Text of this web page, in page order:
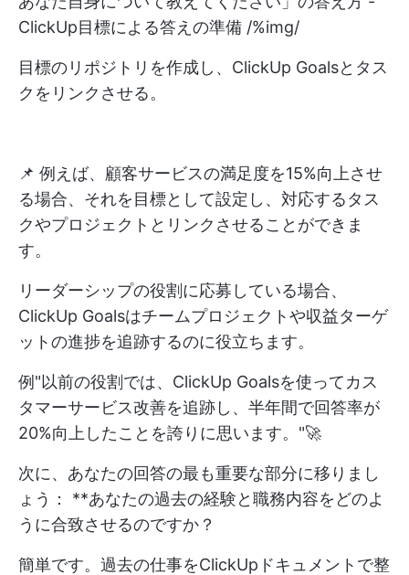
ClickUp目標による答えの準備 /%img/
目標のリポジトリを作成し、ClickUp Goalsとタス
クをリンクさせる。
📌 例えば、顧客サービスの満足度を15%向上させ
る場合、それを目標として設定し、対応するタス
クやプロジェクトとリンクさせることができま
す。
リーダーシップの役割に応募している場合、
ClickUp Goalsはチームプロジェクトや収益ターゲ
ットの進捗を追跡するのに役立ちます。
例"以前の役割では、ClickUp Goalsを使ってカス
タマーサービス改善を追跡し、半年間で回答率が
20%向上したことを誇りに思います。"🚀
次に、あなたの回答の最も重要な部分に移りまし
ょう： **あなたの過去の経験と職務内容をどのよ
うに合致させるのですか？
簡単です。過去の仕事をClickUpドキュメントで整